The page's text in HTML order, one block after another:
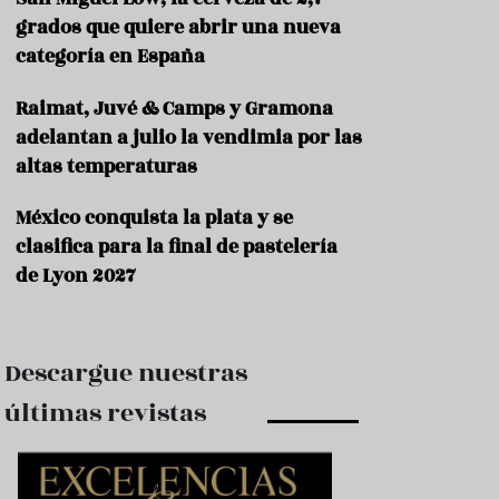
s
r
a
n
F
n
grados que quiere abrir una nueva
categoría en España
Raimat, Juvé & Camps y Gramona
adelantan a julio la vendimia por las
altas temperaturas
México conquista la plata y se
clasifica para la final de pastelería
de Lyon 2027
Descargue nuestras
últimas revistas